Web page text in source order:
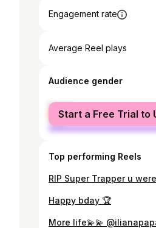
Engagement rate
Average Reel plays
Audience gender
female
male
Start a Free Trial to
Top performing Reels
Happy bday 🏆